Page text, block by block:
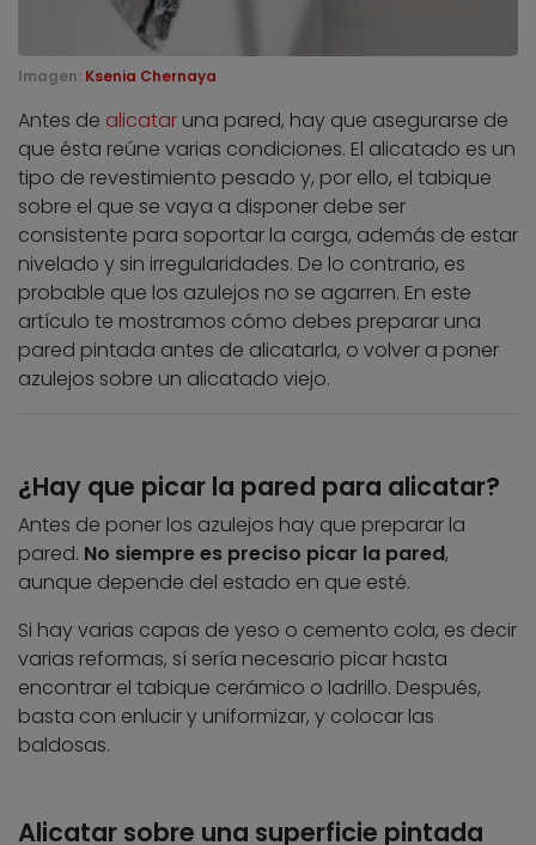
Imagen: Ksenia Chernaya
Antes de alicatar una pared, hay que asegurarse de
que ésta reúne varias condiciones. El alicatado es un
tipo de revestimiento pesado y, por ello, el tabique
sobre el que se vaya a disponer debe ser
consistente para soportar la carga, además de estar
nivelado y sin irregularidades. De lo contrario, es
probable que los azulejos no se agarren. En este
artículo te mostramos cómo debes preparar una
pared pintada antes de alicatarla, o volver a poner
azulejos sobre un alicatado viejo.
¿Hay que picar la pared para alicatar?
Antes de poner los azulejos hay que preparar la
pared. No siempre es preciso picar la pared,
aunque depende del estado en que esté.
Si hay varias capas de yeso o cemento cola, es decir
varias reformas, sí sería necesario picar hasta
encontrar el tabique cerámico o ladrillo. Después,
basta con enlucir y uniformizar, y colocar las
baldosas.
Alicatar sobre una superficie pintada